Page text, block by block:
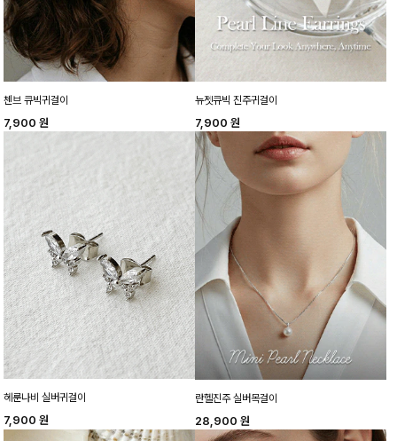
첸브 큐빅귀걸이
7,900 원
뉴젯큐빅 진주귀걸이
7,900 원
헤룬나비 실버귀걸이
7,900 원
란헬진주 실버목걸이
28,900 원